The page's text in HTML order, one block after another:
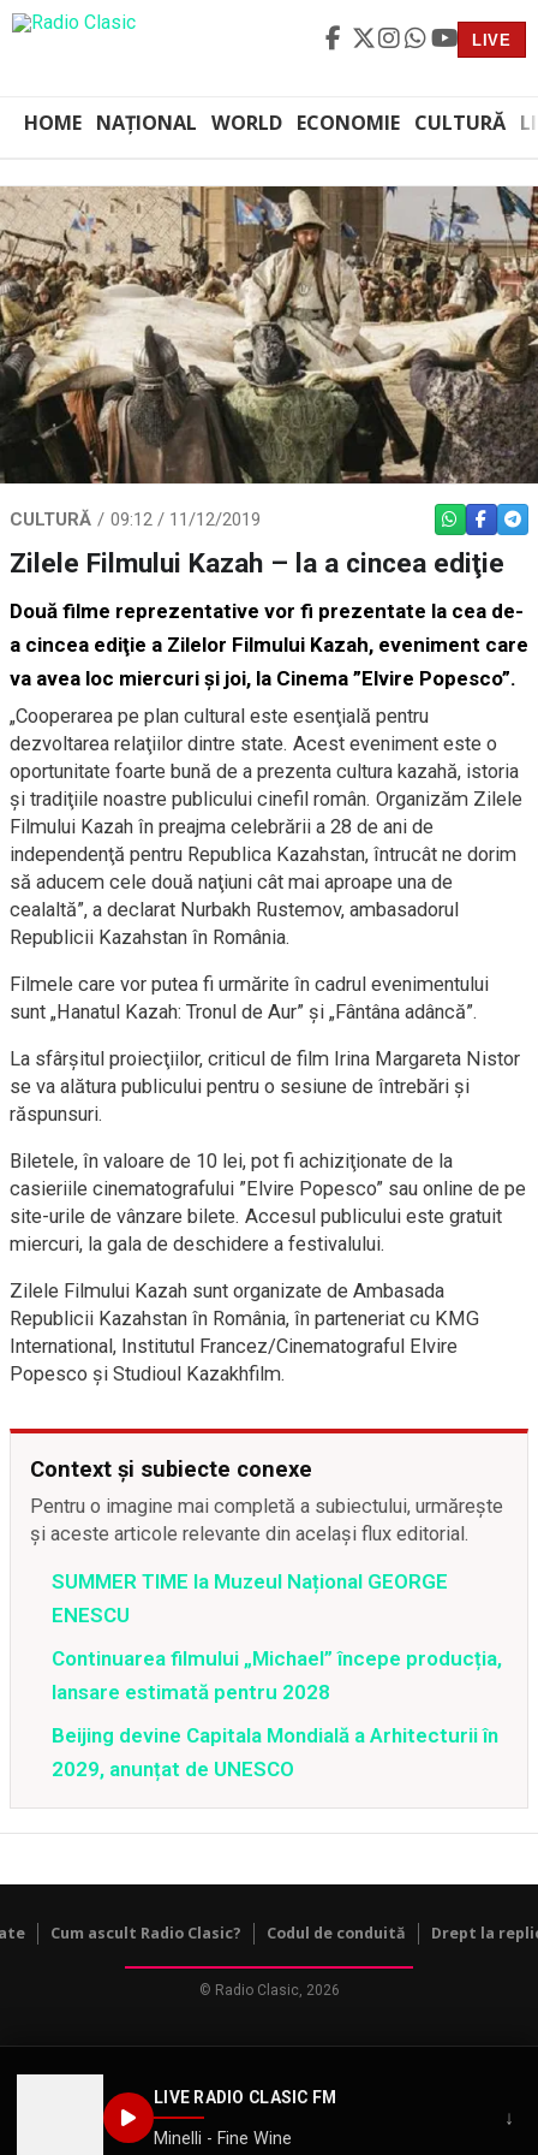
LIVE
HOME NAȚIONAL WORLD ECONOMIE CULTURĂ
LIVE RADIO CLASIC FM
Minelli - Fine Wine
↓
CULTURĂ 09:12 / 11/12/2019 WHATSAPP
Zilele Filmului Kazah – la a cincea ediţie
Două filme reprezentative vor fi prezentate la cea de-
a cincea ediţie a Zilelor Filmului Kazah, eveniment care
va avea loc miercuri şi joi, la Cinema ”Elvire Popesco”.
„Cooperarea pe plan cultural este esenţială pentru
dezvoltarea relaţiilor dintre state. Acest eveniment este o
oportunitate foarte bună de a prezenta cultura kazahă, istoria
şi tradiţiile noastre publicului cinefil român. Organizăm Zilele
Filmului Kazah în preajma celebrării a 28 de ani de
independenţă pentru Republica Kazahstan, întrucât ne dorim
să aducem cele două naţiuni cât mai aproape una de
cealaltă”, a declarat Nurbakh Rustemov, ambasadorul
Republicii Kazahstan în România.
Filmele care vor putea fi urmărite în cadrul evenimentului
sunt „Hanatul Kazah: Tronul de Aur” şi „Fântâna adâncă”.
La sfârşitul proiecţiilor, criticul de film Irina Margareta Nistor
se va alătura publicului pentru o sesiune de întrebări şi
răspunsuri.
Biletele, în valoare de 10 lei, pot fi achiziţionate de la
casieriile cinematografului ”Elvire Popesco” sau online de pe
site-urile de vânzare bilete. Accesul publicului este gratuit
miercuri, la gala de deschidere a festivalului.
Zilele Filmului Kazah sunt organizate de Ambasada
Republicii Kazahstan în România, în parteneriat cu KMG
International, Institutul Francez/Cinematograful Elvire
Popesco şi Studioul Kazakhfilm.
Context și subiecte conexe
Pentru o imagine mai completă a subiectului, urmărește
și aceste articole relevante din același flux editorial.
SUMMER TIME la Muzeul Național GEORGE
ENESCU
Continuarea filmului „Michael” începe producția,
lansare estimată pentru 2028
Beijing devine Capitala Mondială a Arhitecturii în
2029, anunțat de UNESCO
Cum ascult Radio Clasic? Codul de conduită Drept la
© Radio Clasic, 2026